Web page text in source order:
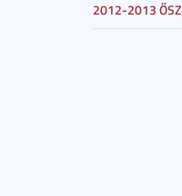
2012-2013 ŐSZ